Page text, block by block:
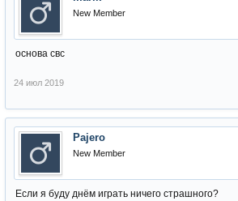
New Member
основа свс
24 июл 2019
Pajero
New Member
Если я буду днём играть ничего страшного?